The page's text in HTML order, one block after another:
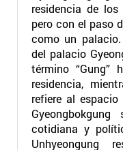
residencia de
pero con el paso
como un
del palacio
término “Gung”
residencia,
refiere al
cotidiana y
Unhyeongung